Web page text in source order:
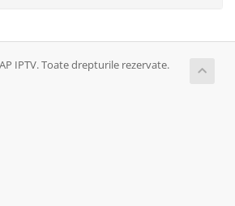
IPTV. Toate drepturile rezervate.